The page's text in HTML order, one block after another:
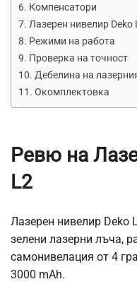
Компенсатори
Лазерен нивелир Deko
Режими на работа
Проверка на точност
Дебелина на
Окомплектовка
Ревю на
L2
Лазерен нивелир Deko
зелени лазерни лъча,
самонивелация от 4
3000 mAh.